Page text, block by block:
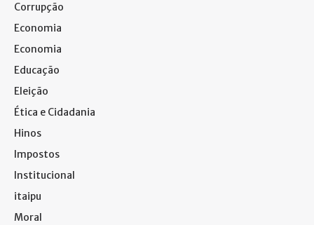
Corrupção
Economia
Economia
Educação
Eleição
Ética e Cidadania
Hinos
Impostos
Institucional
itaipu
Moral